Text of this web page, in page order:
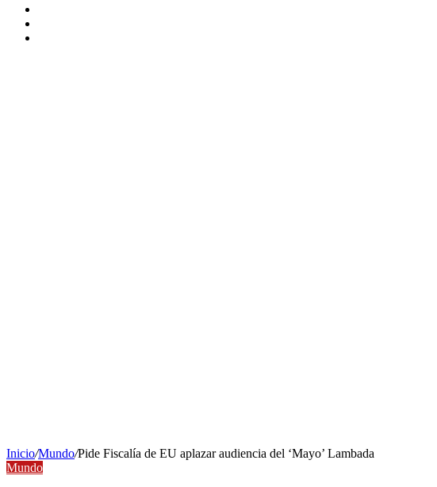
Inicio/Mundo/Pide Fiscalía de EU aplazar audiencia del ‘Mayo’ Lambada
Mundo